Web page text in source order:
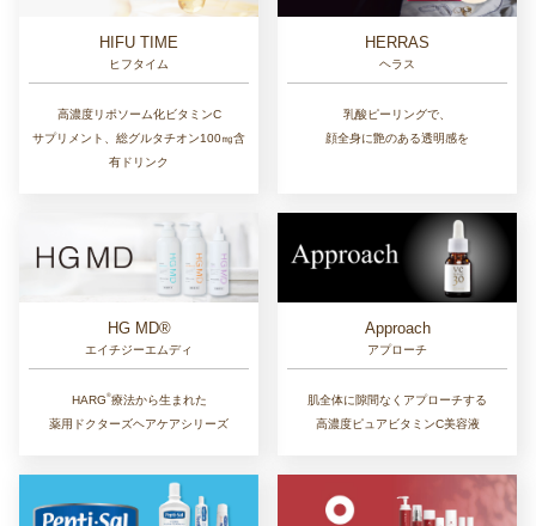
HIFU TIME
ヒフタイム
高濃度リポソーム化ビタミンC
サプリメント、総グルタチオン100㎎含
有ドリンク
HERRAS
ヘラス
乳酸ピーリングで、
顔全身に艶のある透明感を
HG MD®
エイチジーエムディ
HARG®︎療法から生まれた
薬用ドクターズヘアケアシリーズ
Approach
アプローチ
肌全体に隙間なくアプローチする
高濃度ピュアビタミンC美容液